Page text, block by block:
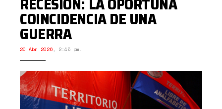
COINCIDENCIA DE UNA
GUERRA
20 Abr 2026, 2:45 pm.